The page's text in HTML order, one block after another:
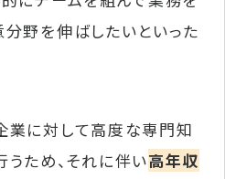
野を伸ばしたいといった
業に対して高度な専門知
ため、それに伴い高年収